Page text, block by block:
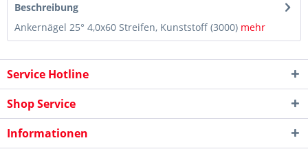
Beschreibung
Ankernägel 25° 4,0x60 Streifen, Kunststoff (3000) mehr
Service Hotline
Shop Service
Informationen